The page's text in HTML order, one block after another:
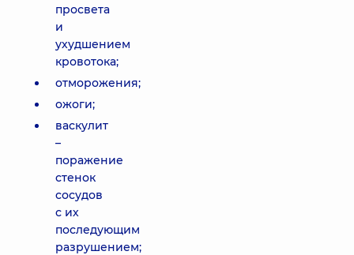
просвета
и
ухудшением
кровотока;
отморожения;
ожоги;
васкулит
–
поражение
стенок
сосудов
с их
последующим
разрушением;